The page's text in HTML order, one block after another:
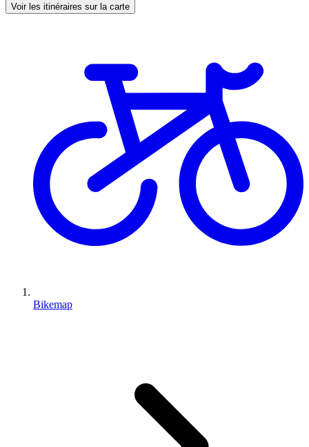
Voir les itinéraires sur la carte
Bikemap